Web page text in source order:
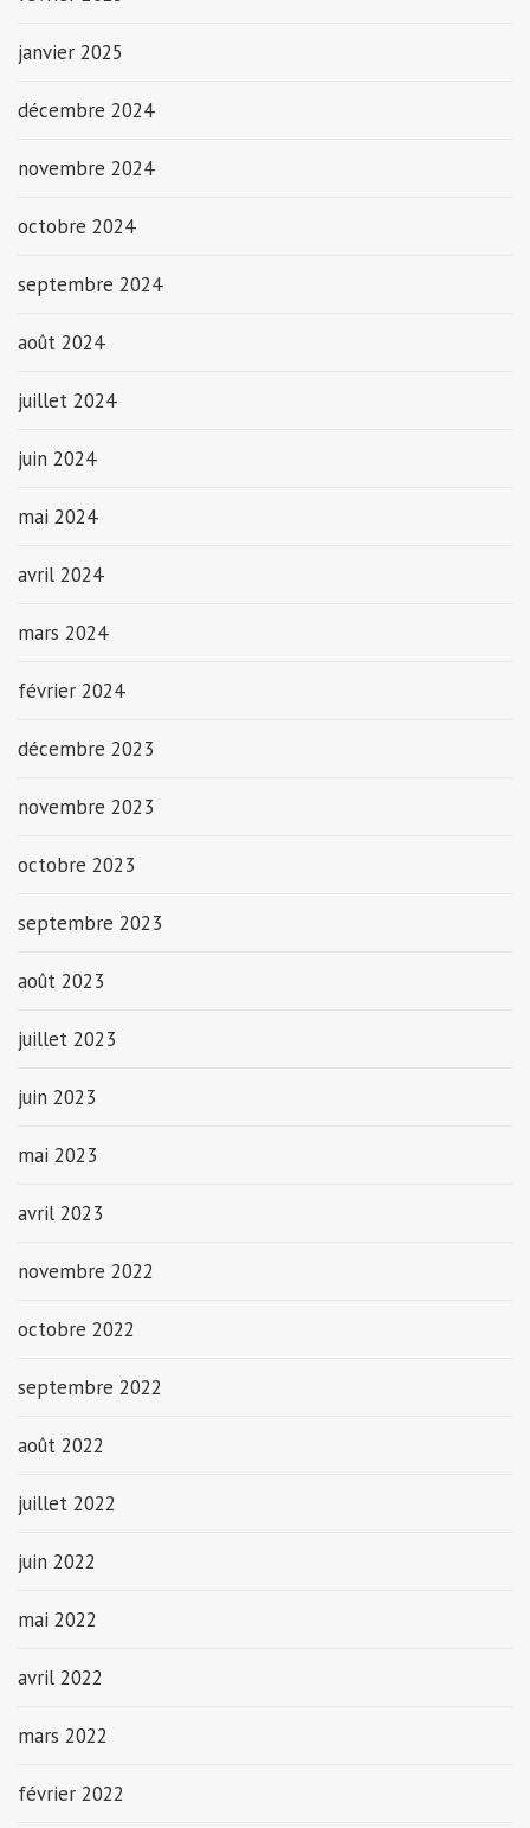
janvier 2025
décembre 2024
novembre 2024
octobre 2024
septembre 2024
août 2024
juillet 2024
juin 2024
mai 2024
avril 2024
mars 2024
février 2024
décembre 2023
novembre 2023
octobre 2023
septembre 2023
août 2023
juillet 2023
juin 2023
mai 2023
avril 2023
novembre 2022
octobre 2022
septembre 2022
août 2022
juillet 2022
juin 2022
mai 2022
avril 2022
mars 2022
février 2022